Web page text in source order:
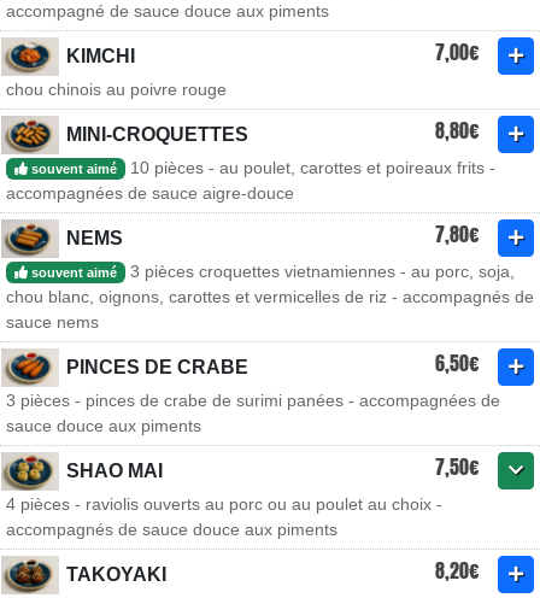
accompagné de sauce douce aux piments
KIMCHI 7,00€
chou chinois au poivre rouge
MINI-CROQUETTES 8,80€
souvent aimé
10 pièces - au poulet, carottes et poireaux frits -
accompagnées de sauce aigre-douce
NEMS 7,80€
souvent aimé
3 pièces croquettes vietnamiennes - au porc, soja,
chou blanc, oignons, carottes et vermicelles de riz - accompagnés de
sauce nems
PINCES DE CRABE 6,50€
3 pièces - pinces de crabe de surimi panées - accompagnées de
sauce douce aux piments
SHAO MAI 7,50€
4 pièces - raviolis ouverts au porc ou au poulet au choix -
accompagnés de sauce douce aux piments
TAKOYAKI 8,20€